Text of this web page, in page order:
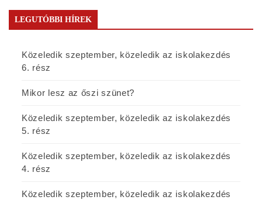
LEGUTÓBBI HÍREK
Közeledik szeptember, közeledik az iskolakezdés
6. rész
Mikor lesz az őszi szünet?
Közeledik szeptember, közeledik az iskolakezdés
5. rész
Közeledik szeptember, közeledik az iskolakezdés
4. rész
Közeledik szeptember, közeledik az iskolakezdés